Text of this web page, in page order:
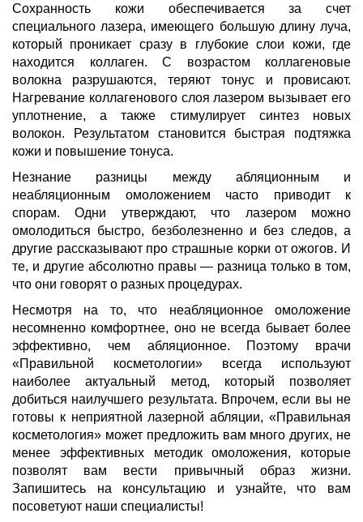
Сохранность кожи обеспечивается за счет
специального лазера, имеющего большую длину луча,
который проникает сразу в глубокие слои кожи, где
находится коллаген. С возрастом коллагеновые
волокна разрушаются, теряют тонус и провисают.
Нагревание коллагенового слоя лазером вызывает его
уплотнение, а также стимулирует синтез новых
волокон. Результатом становится быстрая подтяжка
кожи и повышение тонуса.
Незнание разницы между абляционным и
неабляционным омоложением часто приводит к
спорам. Одни утверждают, что лазером можно
омолодиться быстро, безболезненно и без следов, а
другие рассказывают про страшные корки от ожогов. И
те, и другие абсолютно правы — разница только в том,
что они говорят о разных процедурах.
Несмотря на то, что неабляционное омоложение
несомненно комфортнее, оно не всегда бывает более
эффективно, чем абляционное. Поэтому врачи
«Правильной косметологии» всегда используют
наиболее актуальный метод, который позволяет
добиться наилучшего результата. Впрочем, если вы не
готовы к неприятной лазерной абляции, «Правильная
косметология» может предложить вам много других, не
менее эффективных методик омоложения, которые
позволят вам вести привычный образ жизни.
Запишитесь на консультацию и узнайте, что вам
посоветуют наши специалисты!